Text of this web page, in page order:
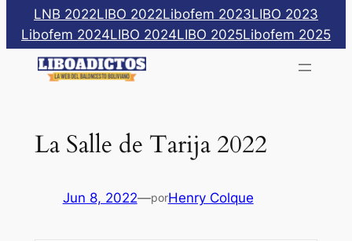
Saltar
contenido
LNB 2022LIBO 2022Libofem 2023LIBO 2023
Libofem 2024LIBO 2024LIBO 2025Libofem 2025
La Salle de Tarija 2022
Jun 8, 2022—porHenry Colque